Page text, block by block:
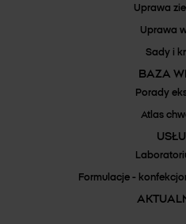
Uprawa
Uprawa
Sady i
BAZA
Porady
Atlas
Formulacje -